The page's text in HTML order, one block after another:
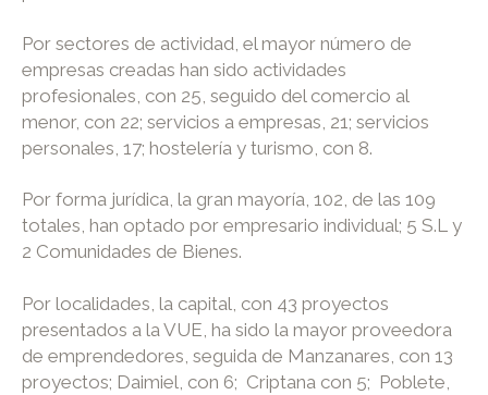
Por sectores de actividad, el mayor número de
empresas creadas han sido actividades
profesionales, con 25, seguido del comercio al
menor, con 22; servicios a empresas, 21; servicios
personales, 17; hostelería y turismo, con 8.
Por forma jurídica, la gran mayoría, 102, de las 109
totales, han optado por empresario individual; 5 S.L y
2 Comunidades de Bienes.
Por localidades, la capital, con 43 proyectos
presentados a la VUE, ha sido la mayor proveedora
de emprendedores, seguida de Manzanares, con 13
proyectos; Daimiel, con 6; Criptana con 5; Poblete,